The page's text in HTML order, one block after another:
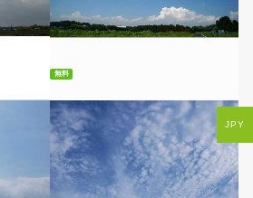
無料ダウンロード
無料
JPY